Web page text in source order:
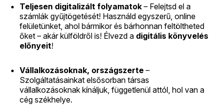
Teljesen digitalizált folyamatok – Felejtsd el a
számlák gyűjtögetését! Használd egyszerű, online
felületünket, ahol bármikor és bárhonnan feltöltheted
őket – akár külföldről is! Élvezd a digitális könyvelés
előnyeit!
Vállalkozásoknak, országszerte –
Szolgáltatásainkat elsősorban társas
vállalkozásoknak kínáljuk, függetlenül attól, hol van a
cég székhelye.